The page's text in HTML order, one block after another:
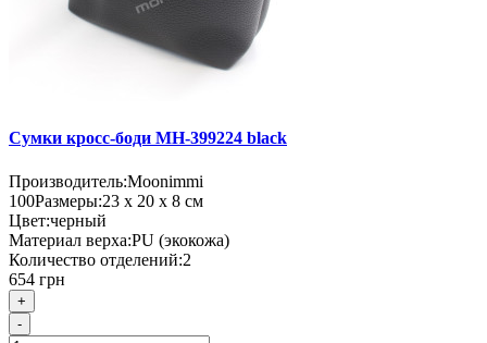
Сумки кросс-боди MH-399224 black
Производитель:Moonimmi
100Размеры:23 х 20 х 8 см
Цвет:черный
Материал верха:PU (экокожа)
Количество отделений:2
654 грн
+
-